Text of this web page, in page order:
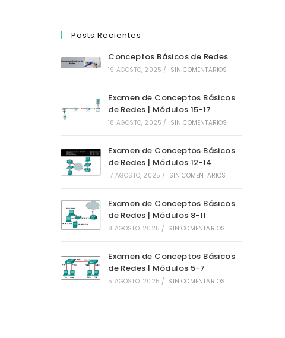
Posts Recientes
Conceptos Básicos de Redes
19 AGOSTO, 2025 / SIN COMENTARIOS
Examen de Conceptos Básicos
de Redes | Módulos 15-17
18 AGOSTO, 2025 / SIN COMENTARIOS
Examen de Conceptos Básicos
de Redes | Módulos 12-14
17 AGOSTO, 2025 / SIN COMENTARIOS
Examen de Conceptos Básicos
de Redes | Módulos 8-11
8 AGOSTO, 2025 / SIN COMENTARIOS
Examen de Conceptos Básicos
de Redes | Módulos 5-7
5 AGOSTO, 2025 / SIN COMENTARIOS